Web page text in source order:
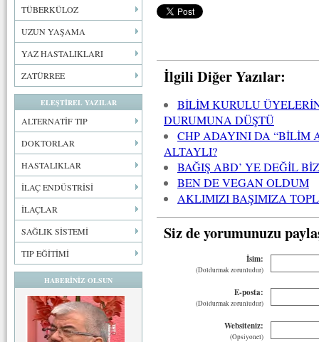
TÜBERKÜLOZ
UZUN YAŞAMA
YAZ HASTALIKLARI
ZATÜRREE
ELEŞTİREL YAZILAR
ALTERNATİF TIP
DOKTORLAR
HASTALIKLAR
İLAÇ ENDÜSTRİSİ
İLAÇLAR
SAĞLIK SİSTEMİ
TIP EĞİTİMİ
HABERİNİZ OLSUN
İlgili Diğer Yazılar:
BİLİM KURULU
DURUMUNA DÜŞTÜ
CHP ADAYINI DA “BİLİM
ALTAYLI?
BAĞIŞ ABD’ YE DEĞİL
BEN DE VEGAN OLDUM
AKLIMIZI BAŞIMIZA
Siz de yorumunuzu
İsim:
(Doldurmak zorunludur)
E-posta:
(Doldurmak zorunludur)
Websiteniz:
(Opsiyonel)